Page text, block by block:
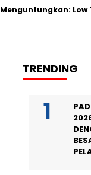
Low Tuck
TRENDING